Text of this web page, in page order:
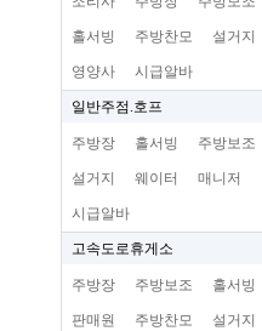
홀서빙 주방찬모 설거지
영양사 시급알바
일반주점.호프
주방장 홀서빙 주방보조
설거지 웨이터 매니저
시급알바
고속도로휴게소
주방장 주방보조 홀서빙
판매원 주방찬모 설거지